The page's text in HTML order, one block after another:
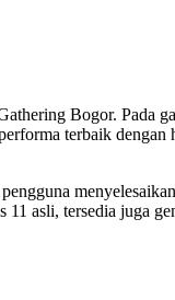
Bogor. Pada
terbaik dengan
11 asli, tersedia juga